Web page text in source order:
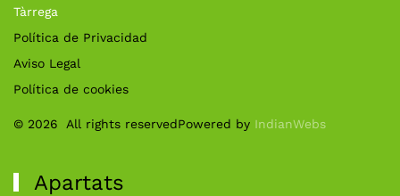
Tàrrega
Política de Privacidad
Aviso Legal
Política de cookies
© 2026 All rights reservedPowered by IndianWebs
Apartats